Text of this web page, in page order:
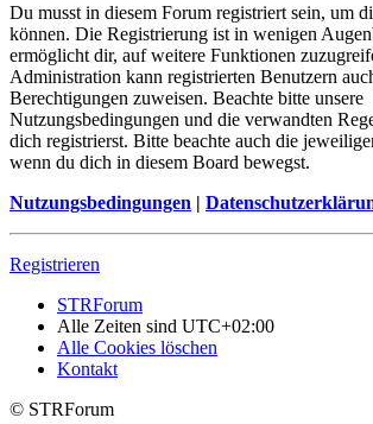
Du musst in diesem Forum registriert sein, um
können. Die Registrierung ist in wenigen
ermöglicht dir, auf weitere Funktionen
Administration kann registrierten Benutzern
Berechtigungen zuweisen. Beachte bitte unsere
Nutzungsbedingungen und die verwandten
dich registrierst. Bitte beachte auch die
wenn du dich in diesem Board bewegst.
Nutzungsbedingungen |
Registrieren
STRForum
Alle Zeiten sind UTC+02:00
Alle Cookies löschen
Kontakt
© STRForum